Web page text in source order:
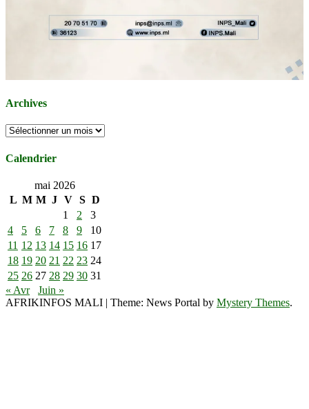
Archives
Archives
Calendrier
mai 2026
L M M J V S D
1
2
3
4
5 6 7 8 9
10
11 12 13 14 15 16 17
18 19 20 21 22 23 24
25 26 27 28 29 30 31
« Avr
Juin »
AFRIKINFOS MALI | Theme: News Portal by Mystery Themes.